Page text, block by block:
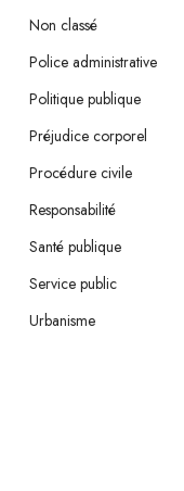
Non classé
Police administrative
Politique publique
Préjudice corporel
Procédure civile
Responsabilité
Santé publique
Service public
Urbanisme